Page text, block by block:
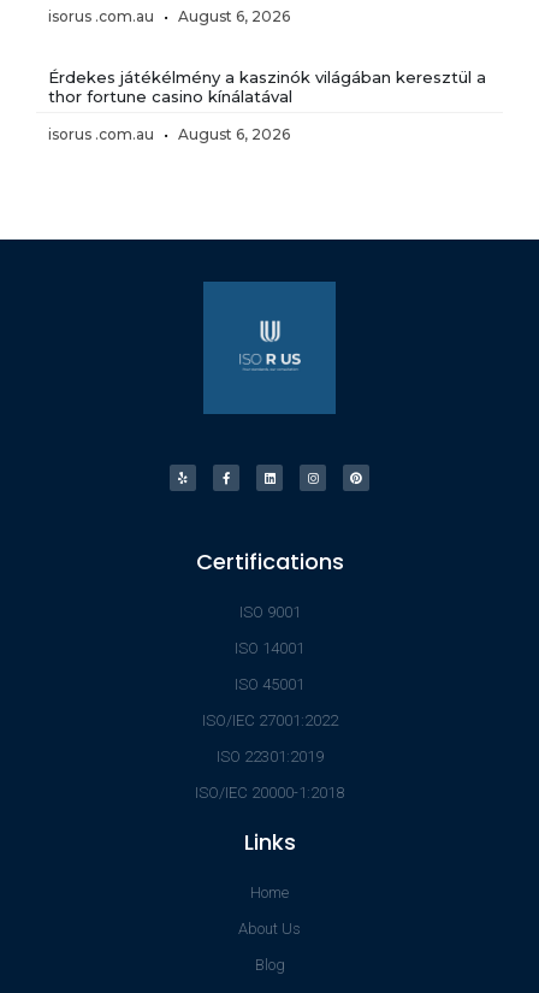
isorus .com.au August 6, 2026
Érdekes játékélmény a kaszinók világában keresztül a
thor fortune casino kínálatával
isorus .com.au August 6, 2026
Certifications
ISO 9001
ISO 14001
ISO 45001
ISO/IEC 27001:2022
ISO 22301:2019
ISO/IEC 20000-1:2018
Links
Home
About Us
Blog